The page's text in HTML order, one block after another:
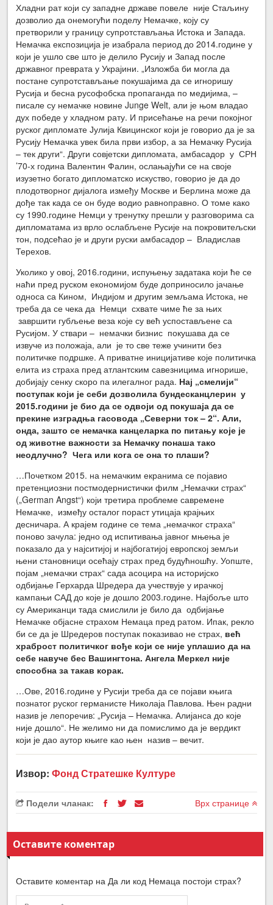
Хладни рат који су западне државе повеле није Стаљину
дозволио да онемогући поделу Немачке, коју су
претворили у границу супротстављања Истока и Запада.
Немачка експозиција је изабрала период до 2014.године у
који је ушло све што је делило Русију и Запад после
државног преврата у Украјини. „Изложба би могла да
постане супротстављање покушајима да се игноришу
Русија и бесна русофобска пропаганда по медијима, –
писале су немачке новине Junge Welt, али је њом владао
дух победе у хладном рату. И присећање на речи покојног
руског дипломате Јулија Квицинског који је говорио да је за
Русију Немачка увек била први избор, а за Немачку Русија
– тек други“. Други совјетски дипломата, амбасадор у СРН
’70-х година Валентин Фалин, ослањајући се на своје
изузетно богато дипломатско искуство, говорио је да до
плодотворног дијалога између Москве и Берлина може да
дође так када се он буде водио равноправно. О томе како
су 1990.године Немци у тренутку прешли у разговорима са
дипломатама из врло ослабљене Русије на покровитељски
тон, подсећао је и други руски амбасадор – Владислав
Терехов.
Уколико у овој, 2016.години, испуњењу задатака који ће се
наћи пред руском економијом буде доприносило јачање
односа са Кином, Индијом и другим земљама Истока, не
треба да се чека да Немци схвате чиме ће за њих
завршити губљење веза које су већ успостављене са
Русијом. У ствари – немачки бизнис покушава да се
извуче из положаја, али је то све теже учинити без
политичке подршке. А приватне иницијативе које политичка
елита из страха пред атлантским савезницима игнорише,
добијају сенку скоро па илегалног рада. Нај „смелији“
поступак који је себи дозволила бундесканцлерин у
2015.години је био да се одвоји од покушаја да се
прекине изградња гасовода „Северни ток – 2“. Али,
онда, зашто се немачка канцеларка по питању које је
од животне важности за Немачку понаша тако
неодлучно? Чега или кога се она то плаши?
…Почетком 2015. на немачким екранима се појавио
претенциозни постмодернистички филм „Немачки страх“
(„German Angst“) који третира проблеме савремене
Немачке, између осталог пораст утицаја крајњих
десничара. А крајем године се тема „немачког страха“
поново зачула: једно од испитивања јавног мњења је
показало да у најситијој и најбогатијој европској земљи
њени становници осећају страх пред будућношћу. Уопште,
појам „немачки страх“ сада асоцира на историјско
одбијање Герхарда Шредера да учествује у ирачкој
кампањи САД до које је дошло 2003.године. Најбоље што
су Американци тада смислили је било да одбијање
Немачке објасне страхом Немаца пред ратом. Ипак, рекло
би се да је Шредеров поступак показивао не страх, већ
храброст политичког вође који се није уплашио да на
себе навуче бес Вашингтона. Ангела Меркел није
способна за такав корак.
…Ове, 2016.године у Русији треба да се појави књига
познатог руског германисте Николаја Павлова. Њен радни
назив је лепоречив: „Русија – Немачка. Алијанса до које
није дошло“. Не желимо ни да помислимо да је вердикт
који је дао аутор књиге као њен назив – вечит.
Извор:Фонд Стратешке Културе
Подели чланак: Врх странице
Оставите коментар
Оставите коментар на Да ли код Немаца постоји страх?